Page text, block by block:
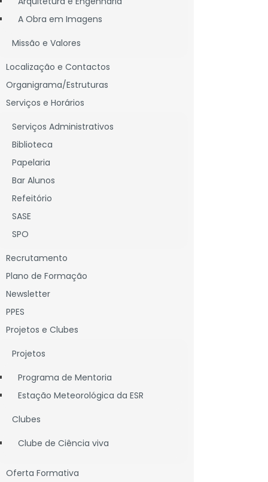
A Obra em Imagens
Missão e Valores
Localização e Contactos
Organigrama/Estruturas
Serviços e Horários
Serviços Administrativos
Biblioteca
Papelaria
Bar Alunos
Refeitório
SASE
SPO
Recrutamento
Plano de Formação
Newsletter
PPES
Projetos e Clubes
Projetos
Programa de Mentoria
Estação Meteorológica da ESR
Clubes
Clube de Ciência viva
Oferta Formativa
LIGAÇÕES ÚTEIS